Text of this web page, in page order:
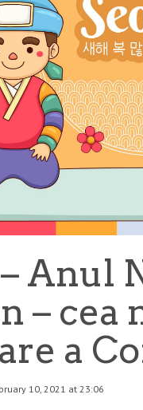
Anul
–
a
10, 2021 at 23:06